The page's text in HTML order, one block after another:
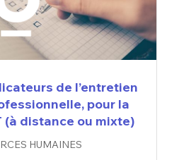
de l’entretien
pour la
(à distance ou mixte)
HUMAINES